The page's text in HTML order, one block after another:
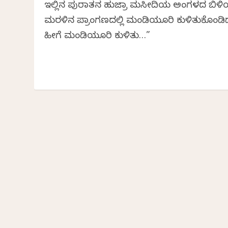
ಇಲ್ಲಿನ ಪುರಾತನ ಹುಜ್ರಾ ಮಸೀದಿಯ ಅಂಗಳದ
ಮರಳಿನ ಪ್ರಾಂಗಣದಲ್ಲಿ ಮಂಡಿಯೂರಿ
ಹೀಗೆ ಮಂಡಿಯೂರಿ ಕುಳಿತು…”